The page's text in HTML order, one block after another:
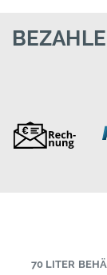
70 LITER